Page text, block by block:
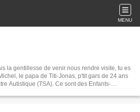
MENU
la gentillesse de venir nous rendre visite, tu es
le papa de Titi-Jonas, p'tit gars de 24 ans
Autistique (TSA). Ce sont des Enfants-
à partager des moments de Petits